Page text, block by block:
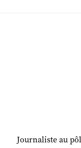
Journaliste au